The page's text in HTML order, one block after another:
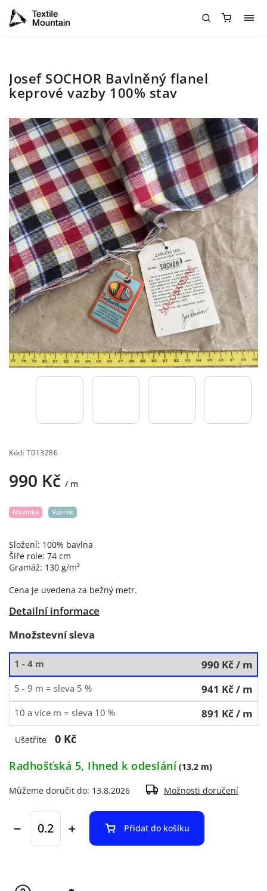
Josef SOCHOR Bavlněný flanel
keprové vazby 100% stav
Kód: T013286
990 Kč / m
Složení: 100% bavlna
Šíře role: 74 cm
Gramáž: 130 g/m²
Cena je uvedena za bežný metr.
Detailní informace
Novinka Vzorek
Množstevní sleva
1 - 4 m 990 Kč/ m
5 - 9 m = sleva 5 % 941 Kč/ m
10 a více m = sleva 10 % 891 Kč/ m
Ušetříte
0 Kč
Radhošťská 5, Ihned k odeslání (13,2 m)
Můžeme doručit do: 13.8.2026 Možnosti doručení
Přidat do košíku